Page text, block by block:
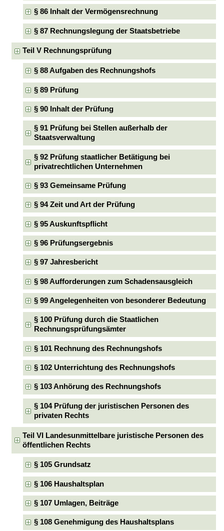
§ 86 Inhalt der Vermögensrechnung
§ 87 Rechnungslegung der Staatsbetriebe
Teil V Rechnungsprüfung
§ 88 Aufgaben des Rechnungshofs
§ 89 Prüfung
§ 90 Inhalt der Prüfung
§ 91 Prüfung bei Stellen außerhalb der
Staatsverwaltung
§ 92 Prüfung staatlicher Betätigung bei
privatrechtlichen Unternehmen
§ 93 Gemeinsame Prüfung
§ 94 Zeit und Art der Prüfung
§ 95 Auskunftspflicht
§ 96 Prüfungsergebnis
§ 97 Jahresbericht
§ 98 Aufforderungen zum Schadensausgleich
§ 99 Angelegenheiten von besonderer Bedeutung
§ 100 Prüfung durch die Staatlichen
Rechnungsprüfungsämter
§ 101 Rechnung des Rechnungshofs
§ 102 Unterrichtung des Rechnungshofs
§ 103 Anhörung des Rechnungshofs
§ 104 Prüfung der juristischen Personen des
privaten Rechts
Teil VI Landesunmittelbare juristische Personen des
öffentlichen Rechts
§ 105 Grundsatz
§ 106 Haushaltsplan
§ 107 Umlagen, Beiträge
§ 108 Genehmigung des Haushaltsplans